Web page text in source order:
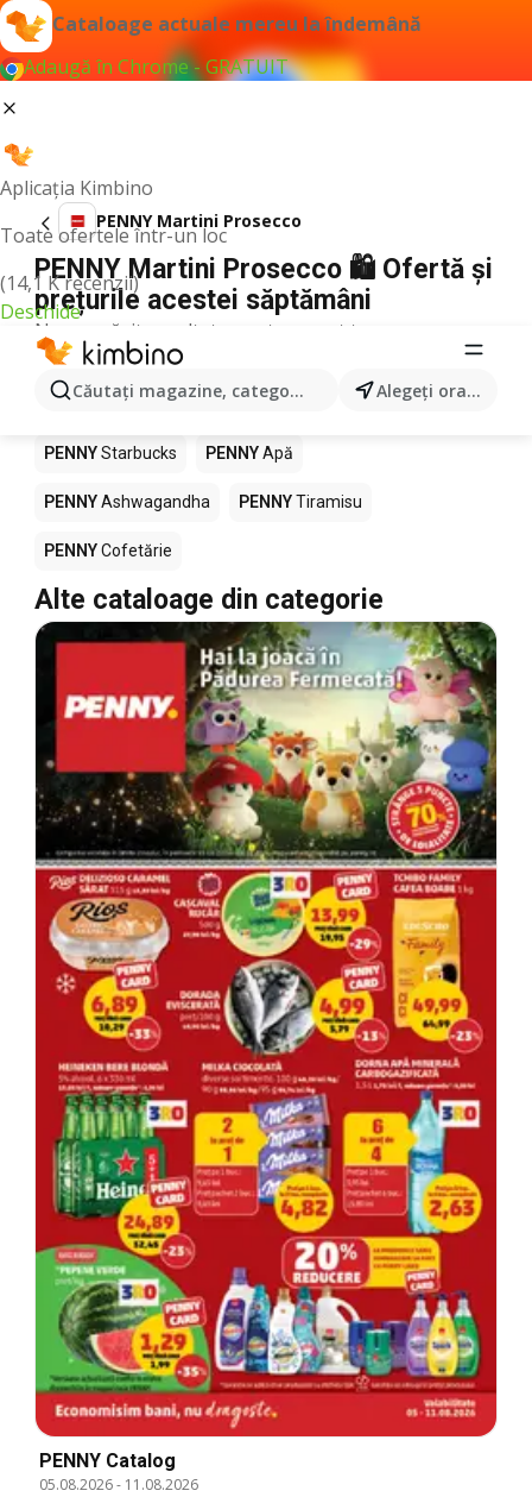
Cataloage actuale mereu la îndemână
Adaugă în Chrome - GRATUIT
Aplicația Kimbino
Toate ofertele într-un loc
(14,1 K recenzii)
Deschide
Căutaţi magazine, categorii, produse... Alegeţi oraşul
PENNY Martini Prosecco
PENNY Martini Prosecco 🛍️ Ofertă și
prețurile acestei săptămâni
Nu am găsit rezultate pentru acest termen.
Alte produse în magazine PENNY
PENNY Pizza PENNY Mango LEGO
PENNYStarbucks PENNYApă
PENNYAshwagandha PENNYTiramisu
PENNYCofetărie
Alte cataloage din categorie
PENNY Catalog
05.08.2026- 11.08.2026